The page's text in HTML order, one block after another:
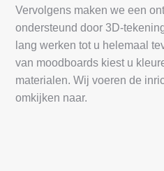
Vervolgens maken we een
ondersteund door 3D-
lang werken tot u helemaal
van moodboards kiest u
materialen. Wij voeren de
omkijken naar.